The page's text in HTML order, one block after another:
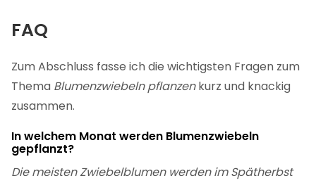
FAQ
Zum Abschluss fasse ich die wichtigsten Fragen zum
Thema Blumenzwiebeln pflanzenkurz und knackig
zusammen.
In welchem Monat werden Blumenzwiebeln
gepflanzt?
Die meisten Zwiebelblumen werden im Spätherbst